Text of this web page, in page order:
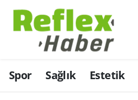
Spor Sağlık Estetik
Eğitim
Estetik
Nöbetçi Eczaneler
Hava Durumu